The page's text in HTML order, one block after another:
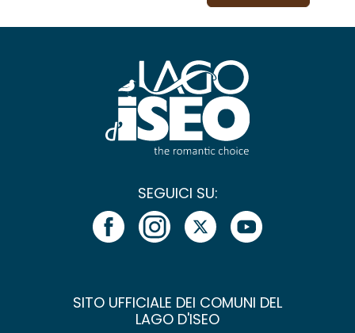
SEGUICI SU:
SITO UFFICIALE DEI COMUNI DEL
LAGO D'ISEO